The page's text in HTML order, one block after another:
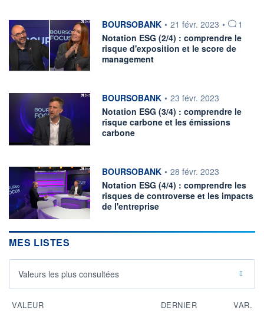
information fournie par
BOURSOBANK • 21 févr. 2023 •
1
Notation ESG (2/4) : comprendre le
risque d'exposition et le score de
management
information fournie par
BOURSOBANK • 23 févr. 2023
Notation ESG (3/4) : comprendre le
risque carbone et les émissions
carbone
information fournie par
BOURSOBANK • 28 févr. 2023
Notation ESG (4/4) : comprendre les
risques de controverse et les impacts
de l'entreprise
MES LISTES
Valeurs les plus consultées
VALEUR DERNIER
VAR.